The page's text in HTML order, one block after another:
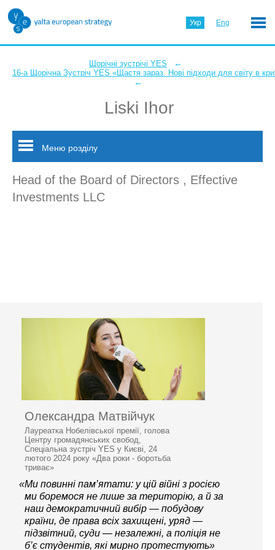
Укр Eng
Щорічні зустрічі YES ←
16-а Щорічна Зустріч YES «Щастя зараз. Нові підходи для світу в
←
Liski Ihor
Меню розділу
Head of the Board of Directors , Effective
Investments LLC
Олександра Матвійчук
Лауреатка Нобелівської премії, голова
Центру громадянських свобод,
Спеціальна зустріч YES у Києві, 24
лютого 2024 року «Два роки - боротьба
триває»
«Ми повинні пам’ятати: у цій війні з росією
ми боремося не лише за територію, а й за
наш демократичний вибір — побудову
країни, де права всіх захищені, уряд —
підзвітний, суди — незалежні, а поліція не
б’є студентів, які мирно протестують»